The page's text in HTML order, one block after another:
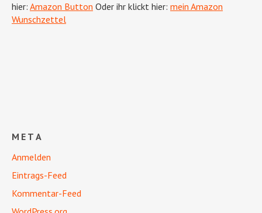
hier: Amazon Button Oder ihr klickt hier: mein Amazon
Wunschzettel
META
Anmelden
Eintrags-Feed
Kommentar-Feed